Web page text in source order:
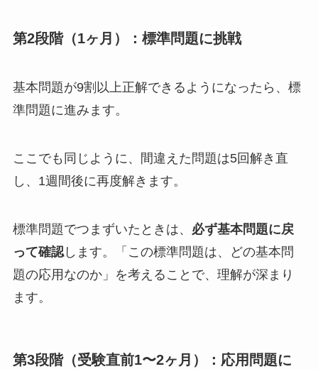
第2段階（1ヶ月）：標準問題に挑戦
基本問題が9割以上正解できるようになったら、標
準問題に進みます。
ここでも同じように、間違えた問題は5回解き直
し、1週間後に再度解きます。
標準問題でつまずいたときは、 必ず基本問題に戻
って確認します。「この標準問題は、どの基本問
題の応用なのか」を考えることで、理解が深まり
ます。
第3段階（受験直前1〜2ヶ月）：応用問題に